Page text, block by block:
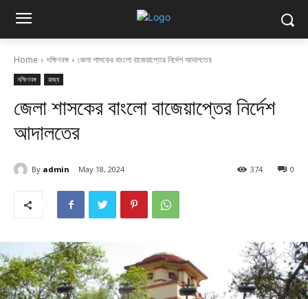
Home দক্ষিণবঙ্গ জেলা শাসকের বাংলো বাজেয়াপ্তের নির্দেশ আদালতের
দক্ষিণবঙ্গ রাজ্য
জেলা শাসকের বাংলো বাজেয়াপ্তের নির্দেশ
আদালতের
By admin May 18, 2024 0
374